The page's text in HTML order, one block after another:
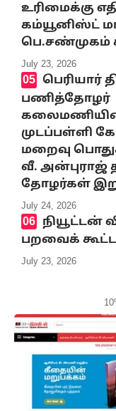
உரிமைக்கு
கம்யூனிஸ்ட்
July 23, 2026
பெரியார்
பணித்தோழர்
முடப்பள்ளி
மறைவு
வீ.
தோழர்கள்
July 24, 2026
நியூட்டன்
பறவைக்
July 23, 2026